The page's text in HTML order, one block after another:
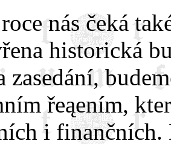
nás čeká
historická
zasedání,
řeąením,
i